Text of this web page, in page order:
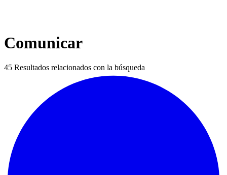
Comunicar
45 Resultados relacionados con la búsqueda